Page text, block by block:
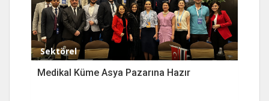
Sektörel
Medikal Küme Asya Pazarına Hazır